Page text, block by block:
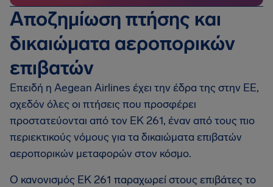
Αποζημίωση πτήσης και
δικαιώματα αεροπορικών
επιβατών
Επειδή η Aegean Airlines έχει την έδρα της στην ΕΕ,
σχεδόν όλες οι πτήσεις που προσφέρει
προστατεύονται από τον EΚ 261, έναν από τους πιο
περιεκτικούς νόμους για τα δικαιώματα επιβατών
αεροπορικών μεταφορών στον κόσμο.
Ο κανονισμός EΚ 261 παραχωρεί στους επιβάτες το